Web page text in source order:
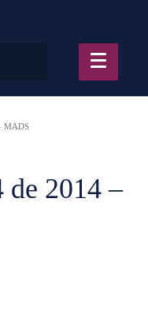
MADS
de 2014 –